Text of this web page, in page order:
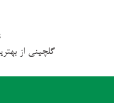
گلچینی از